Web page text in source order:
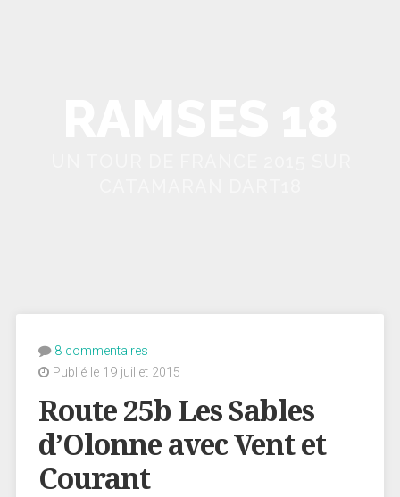
8 commentaires
Publié le 19 juillet 2015
Route 25b Les Sables
d’Olonne avec Vent et
Courant